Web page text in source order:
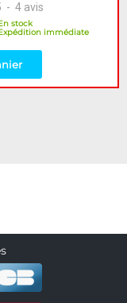
- 4 avis
stock
immédiate